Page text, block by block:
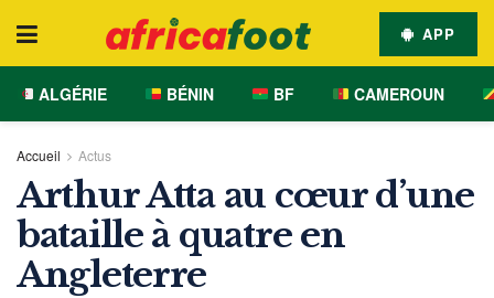
APP
ALGÉRIE BÉNIN BF CAMEROUN
Accueil Actus
Arthur Atta au cœur d’une
bataille à quatre en
Angleterre